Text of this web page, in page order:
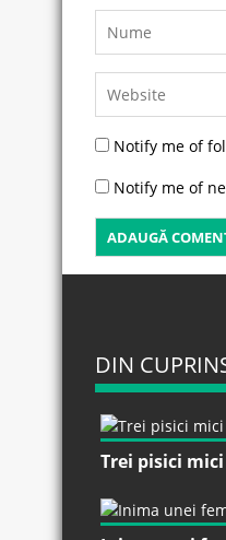
Notify me of
Notify me of
DIN
Trei pisici mici